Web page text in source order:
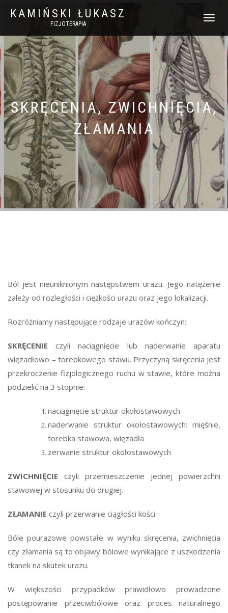
KAMIŃSKI ŁUKASZ
FIZJOTERAPIA
WŁĄCZ
SKRĘCENIA, ZWICHNIĘCIA,
ZŁAMANIA
Ból jest nieuniknionym następstwem urazu. Jego natężenie
zależy od rozległości i ciężkości urazu oraz jego lokalizacji.
Rozróżniamy następujące rodzaje urazów kończyn:
SKRĘCENIE czyli naciągnięcie lub naderwanie aparatu
więzadłowo – torebkowego stawu. Przyczyną skręcenia jest
przekroczenie fizjologicznego ruchu w stawie, które można
podzielić na 3 stopnie:
naciągnięcie struktur okołostawowych
naderwanie struktur okołostawowych: mięśnie,
torebka stawowa, więzadła
zerwanie struktur okołostawowych
ZWICHNIĘCIE czyli przemieszczenie jednej powierzchni
stawowej w stosunku do drugiej.
ZŁAMANIE czyli przerwanie ciągłości kości
Bóle pourazowe powstałe w wyniku skręcenia, zwichnięcia
czy złamania są to objawy bólowe wynikające z uszkodzenia
tkanek na skutek urazu.
W większości przypadków prawidłowo prowadzone
postępowanie przeciwbólowe oraz proces naturalnego